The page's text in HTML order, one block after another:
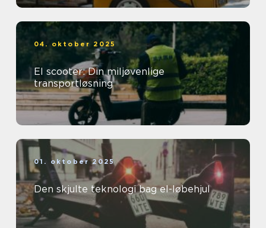
04. oktober 2025
El scooter: Din miljøvenlige
transportløsning
01. oktober 2025
Den skjulte teknologi bag el-løbehjul